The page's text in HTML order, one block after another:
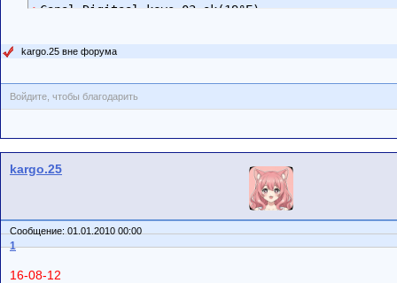
> Canal Digitaal keys 03 ok(19°E)
kargo.25 вне форума
Войдите, чтобы благодарить
kargo.25
Сообщение: 01.01.2010 00:00
1
16-08-12